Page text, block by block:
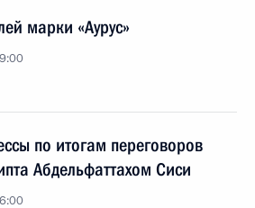
марки «Аурус»
по итогам переговоров
Абдельфаттахом Сиси